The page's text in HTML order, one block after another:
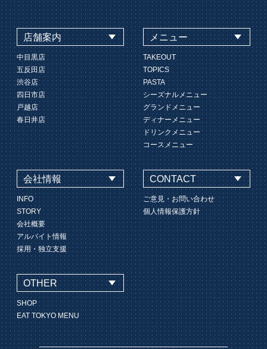
店舗案内
中目黒店
五反田店
渋谷店
四日市店
戸越店
春日井店
メニュー
TAKEOUT
TOPICS
PASTA
シーズナルメニュー
グランドメニュー
ディナーメニュー
ドリンクメニュー
コースメニュー
会社情報
INFO
STORY
会社概要
アルバイト情報
採用・独立支援
CONTACT
ご意見・お問い合わせ
個人情報保護方針
OTHER
SHOP
EAT TOKYO MENU